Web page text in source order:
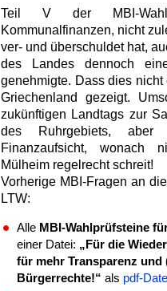
Teil V der MBI-
Kommunalfinanzen, nicht
ver- und überschuldet hat,
des Landes dennoch
genehmigte. Dass dies
Griechenland gezeigt.
zukünftigen Landtags zur
des Ruhrgebiets,
Finanzaufsicht, wonach
Mülheim regelrecht schreit!
Vorherige MBI-Fragen an
LTW:
Alle MBI-Wahlprüfsteine
einer Datei: „Für die
für mehr Transparenz
Bürgerrechte!“ als pdf-